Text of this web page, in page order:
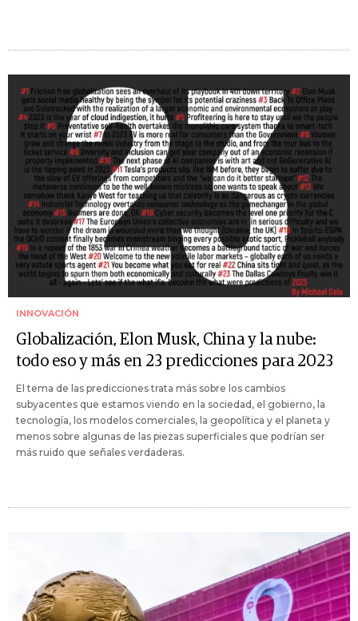
INNOVACIÓN
Globalización, Elon Musk, China y la nube:
todo eso y más en 23 predicciones para 2023
El tema de las predicciones trata más sobre los cambios
subyacentes que estamos viendo en la sociedad, el gobierno, la
tecnología, los modelos comerciales, la geopolítica y el planeta y
menos sobre algunas de las piezas superficiales que podrían ser
más ruido que señales verdaderas.